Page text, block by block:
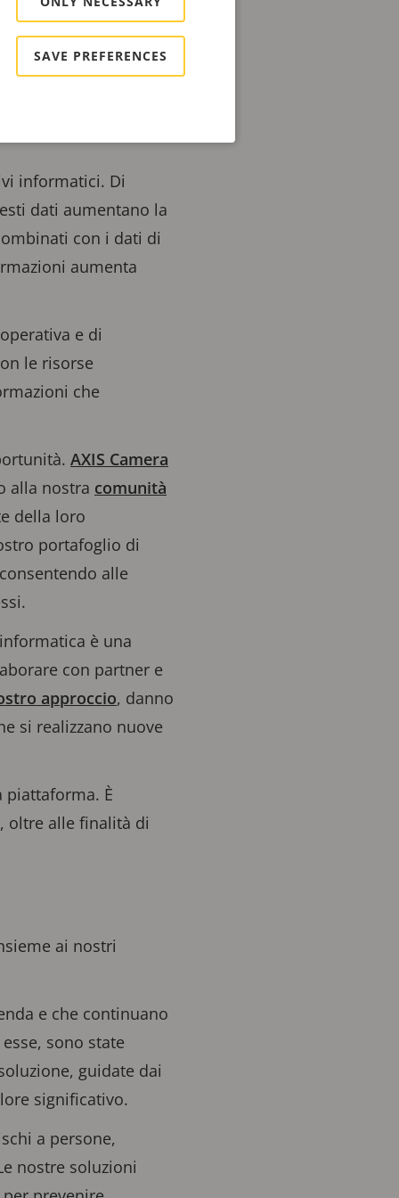
maggior parte
sul deep learning
informatici. Di
dati aumentano la
con i dati di
aumenta
e di
le risorse
che
AXIS Camera
alla nostra comunità
della loro
portafoglio di
alle
è una
con partner e
approccio, danno
si realizzano nuove
piattaforma. È
oltre alle finalità di
ai nostri
e che continuano
sono state
guidate dai
significativo.
a persone,
nostre soluzioni
SAVE PREFERENCES